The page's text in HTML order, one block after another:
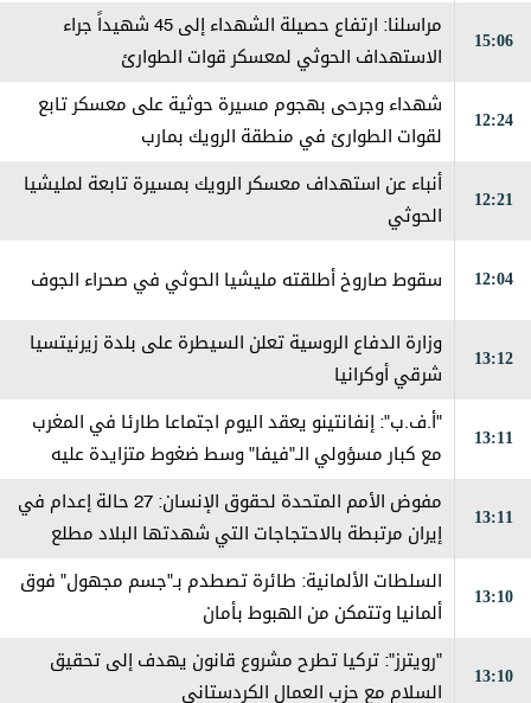
15:06
مراسلنا: ارتفاع حصيلة الشهداء إلى 45 شهيداً جراء
الاستهداف الحوثي لمعسكر قوات الطوارئ
12:24
شهداء وجرحى بهجوم مسيرة حوثية على معسكر تابع
لقوات الطوارئ في منطقة الرويك بمارب
12:21
أنباء عن استهداف معسكر الرويك بمسيرة تابعة لمليشيا
الحوثي
12:04 سقوط صاروخ أطلقته مليشيا الحوثي في صحراء الجوف
13:12
وزارة الدفاع الروسية تعلن السيطرة على بلدة زيرنيتسيا
شرقي أوكرانيا
13:11
"أ.ف.ب": إنفانتينو يعقد اليوم اجتماعا طارئا في المغرب
مع كبار مسؤولي الـ"فيفا" وسط ضغوط متزايدة عليه
13:11
مفوض الأمم المتحدة لحقوق الإنسان: 27 حالة إعدام في
إيران مرتبطة بالاحتجاجات التي شهدتها البلاد مطلع
13:10
السلطات الألمانية: طائرة تصطدم بـ"جسم مجهول" فوق
ألمانيا وتتمكن من الهبوط بأمان
13:10
"رويترز": تركيا تطرح مشروع قانون يهدف إلى تحقيق
السلام مع حزب العمال الكردستاني